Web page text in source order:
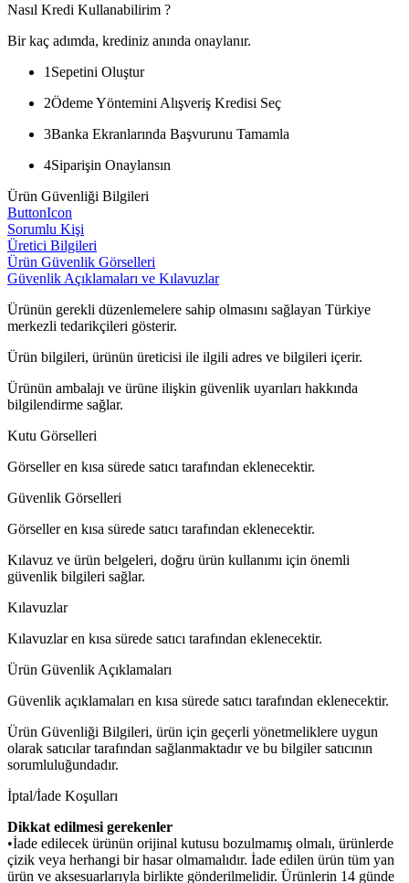
Nasıl Kredi Kullanabilirim ?
Bir kaç adımda, krediniz anında onaylanır.
1 Sepetini Oluştur
2Ödeme Yöntemini Alışveriş Kredisi Seç
3Banka Ekranlarında Başvurunu Tamamla
4Siparişin Onaylansın
Ürün Güvenliği Bilgileri
ButtonIcon
Sorumlu Kişi
Üretici Bilgileri
Ürün Güvenlik Görselleri
Güvenlik Açıklamaları ve Kılavuzlar
Ürünün gerekli düzenlemelere sahip olmasını sağlayan Türkiye
merkezli tedarikçileri gösterir.
Ürün bilgileri, ürünün üreticisi ile ilgili adres ve bilgileri içerir.
Ürünün ambalajı ve ürüne ilişkin güvenlik uyarıları hakkında
bilgilendirme sağlar.
Kutu Görselleri
Görseller en kısa sürede satıcı tarafından eklenecektir.
Güvenlik Görselleri
Görseller en kısa sürede satıcı tarafından eklenecektir.
Kılavuz ve ürün belgeleri, doğru ürün kullanımı için önemli
güvenlik bilgileri sağlar.
Kılavuzlar
Kılavuzlar en kısa sürede satıcı tarafından eklenecektir.
Ürün Güvenlik Açıklamaları
Güvenlik açıklamaları en kısa sürede satıcı tarafından eklenecektir.
Ürün Güvenliği Bilgileri, ürün için geçerli yönetmeliklere uygun
olarak satıcılar tarafından sağlanmaktadır ve bu bilgiler satıcının
sorumluluğundadır.
İptal/İade Koşulları
Dikkat edilmesi gerekenler
•İade edilecek ürünün orijinal kutusu bozulmamış olmalı, ürünlerde
çizik veya herhangi bir hasar olmamalıdır. İade edilen ürün tüm yan
ürün ve aksesuarlarıyla birlikte gönderilmelidir. Ürünlerin 14 günde